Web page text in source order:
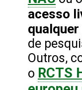
acesso
de
Outros,
o RCTS